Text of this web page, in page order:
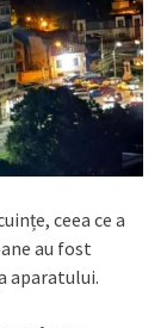
ceea ce a
au fost
aparatului.